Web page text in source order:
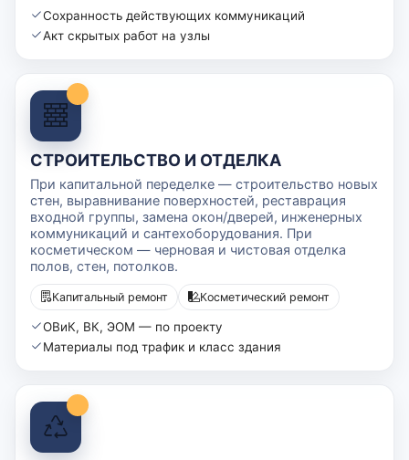
Сохранность действующих коммуникаций
Акт скрытых работ на узлы
СТРОИТЕЛЬСТВО И ОТДЕЛКА
При капитальной переделке — строительство новых
стен, выравнивание поверхностей, реставрация
входной группы, замена окон/дверей, инженерных
коммуникаций и сантехоборудования. При
косметическом — черновая и чистовая отделка
полов, стен, потолков.
Капитальный ремонт Косметический ремонт
ОВиК, ВК, ЭОМ — по проекту
Материалы под трафик и класс здания